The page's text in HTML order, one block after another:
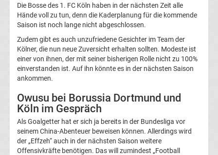
Conference
League
Premier
La
Liga
Die Bosse des 1. FC Köln haben in der nächsten Zeit alle
Hände voll zu tun, denn die Kaderplanung für die kommende
Saison ist noch lange nicht abgeschlossen.
Zudem gibt es auch unzufriedene Gesichter im Team der
Kölner, die nun neue Zuversicht erhalten sollten. Modeste ist
einer von ihnen, der mit seiner bisherigen Rolle nicht zu 100%
einverstanden ist. Auf ihn könnte es in der nächsten Saison
ankommen.
Owusu bei Borussia Dortmund und
Köln im Gespräch
Als Goalgetter hat er sich ja bereits in der Bundesliga vor
seinem China-Abenteuer beweisen können. Allerdings wird
der „Effzeh“ auch in der nächsten Saison weitere
Offensivkräfte benötigen. Das will zumindest „Football